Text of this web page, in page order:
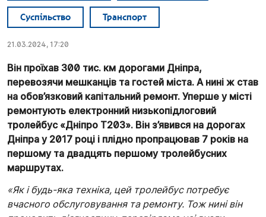
Суспільство Транспорт
21.03.2024, 17:20
Він проїхав 300 тис. км дорогами Дніпра,
перевозячи мешканців та гостей міста. А нині ж став
на обов’язковий капітальний ремонт. Уперше у місті
ремонтують електронний низькопідлоговий
тролейбус «Дніпро Т203». Він з’явився на дорогах
Дніпра у 2017 році і плідно пропрацював 7 років на
першому та двадцять першому тролейбусних
маршрутах.
«Як і будь-яка техніка, цей тролейбус потребує
вчасного обслуговування та ремонту. Тож нині він